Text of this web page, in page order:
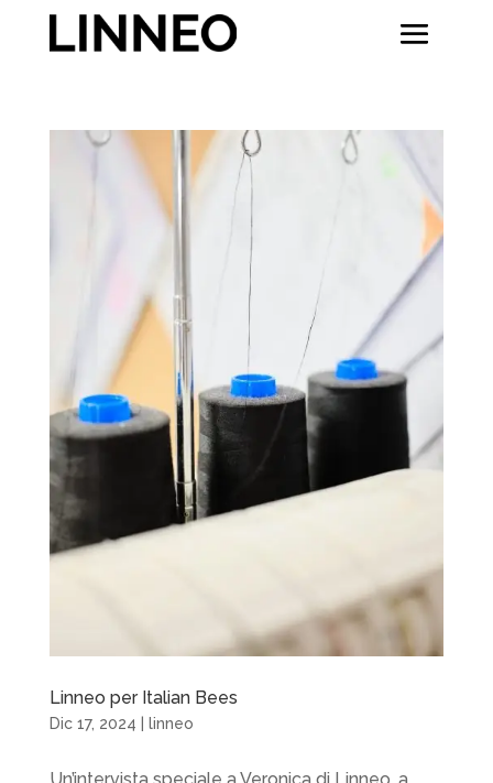
Linneo per Italian Bees
Dic 17, 2024 linneo